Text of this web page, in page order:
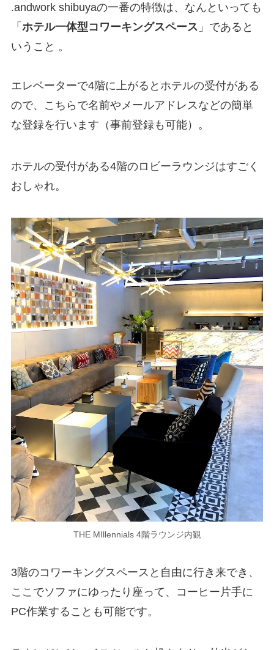
.andwork shibuyaの一番の特徴は、なんといっても
「 ホテル一体型コワーキングスペース 」であると
いうこと 。
エレベーターで4階に上がるとホテルの受付がある
ので、こちらで名前やメールアドレスなどの簡単
な登録を行います（事前登録も可能）。
ホテルの受付がある4階のロビーラウンジはすごく
おしゃれ。
THE MIllennials 4階ラウンジ内観
3階のコワーキングスペースと自由に行き来でき、
ここでソファにゆったり座って、コーヒー片手に
PC作業することも可能です。